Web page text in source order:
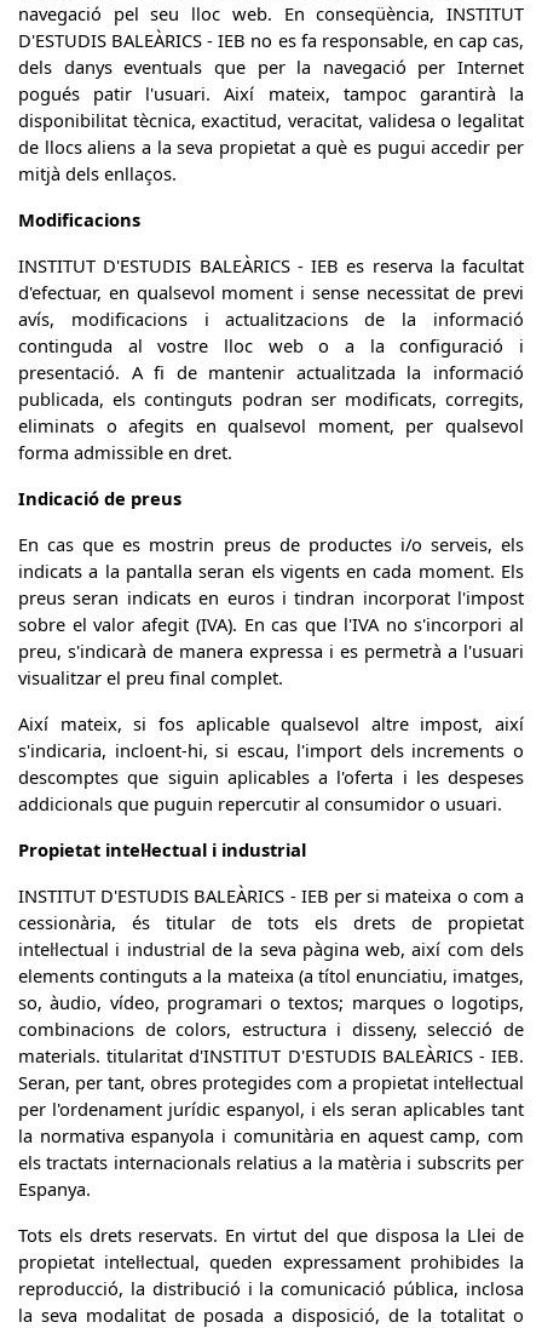
navegació pel seu lloc web. En conseqüència, INSTITUT
D'ESTUDIS BALEÀRICS - IEB no es fa responsable, en cap cas,
dels danys eventuals que per la navegació per Internet
pogués patir l'usuari. Així mateix, tampoc garantirà la
disponibilitat tècnica, exactitud, veracitat, validesa o legalitat
de llocs aliens a la seva propietat a què es pugui accedir per
mitjà dels enllaços.
Modificacions
INSTITUT D'ESTUDIS BALEÀRICS - IEB es reserva la facultat
d'efectuar, en qualsevol moment i sense necessitat de previ
avís, modificacions i actualitzacions de la informació
continguda al vostre lloc web o a la configuració i
presentació. A fi de mantenir actualitzada la informació
publicada, els continguts podran ser modificats, corregits,
eliminats o afegits en qualsevol moment, per qualsevol
forma admissible en dret.
Indicació de preus
En cas que es mostrin preus de productes i/o serveis, els
indicats a la pantalla seran els vigents en cada moment. Els
preus seran indicats en euros i tindran incorporat l'impost
sobre el valor afegit (IVA). En cas que l'IVA no s'incorpori al
preu, s'indicarà de manera expressa i es permetrà a l'usuari
visualitzar el preu final complet.
Així mateix, si fos aplicable qualsevol altre impost, així
s'indicaria, incloent-hi, si escau, l'import dels increments o
descomptes que siguin aplicables a l'oferta i les despeses
addicionals que puguin repercutir al consumidor o usuari.
Propietat intel·lectual i industrial
INSTITUT D'ESTUDIS BALEÀRICS - IEB per si mateixa o com a
cessionària, és titular de tots els drets de propietat
intel·lectual i industrial de la seva pàgina web, així com dels
elements continguts a la mateixa (a títol enunciatiu, imatges,
so, àudio, vídeo, programari o textos; marques o logotips,
combinacions de colors, estructura i disseny, selecció de
materials. titularitat d'INSTITUT D'ESTUDIS BALEÀRICS - IEB.
Seran, per tant, obres protegides com a propietat intel·lectual
per l'ordenament jurídic espanyol, i els seran aplicables tant
la normativa espanyola i comunitària en aquest camp, com
els tractats internacionals relatius a la matèria i subscrits per
Espanya.
Tots els drets reservats. En virtut del que disposa la Llei de
propietat intel·lectual, queden expressament prohibides la
reproducció, la distribució i la comunicació pública, inclosa
la seva modalitat de posada a disposició, de la totalitat o